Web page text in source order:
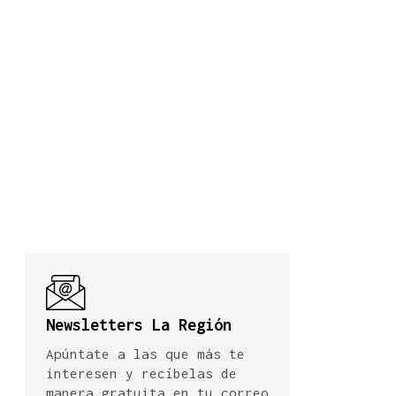
Newsletters La Región
Apúntate a las que más te
interesen y recíbelas de
manera gratuita en tu correo